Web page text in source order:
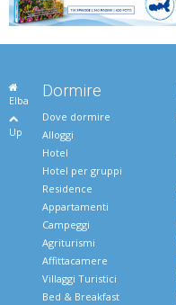
Elba
Up
Dormire
Dove dormire
Alloggi
Hotel
Hotel per gruppi
Residence
Appartamenti
Campeggi
Agriturismi
Affittacamere
Villaggi Turistici
Bed & Breakfast